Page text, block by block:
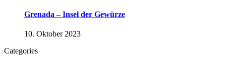
Grenada – Insel der Gewürze
10. Oktober 2023
Categories